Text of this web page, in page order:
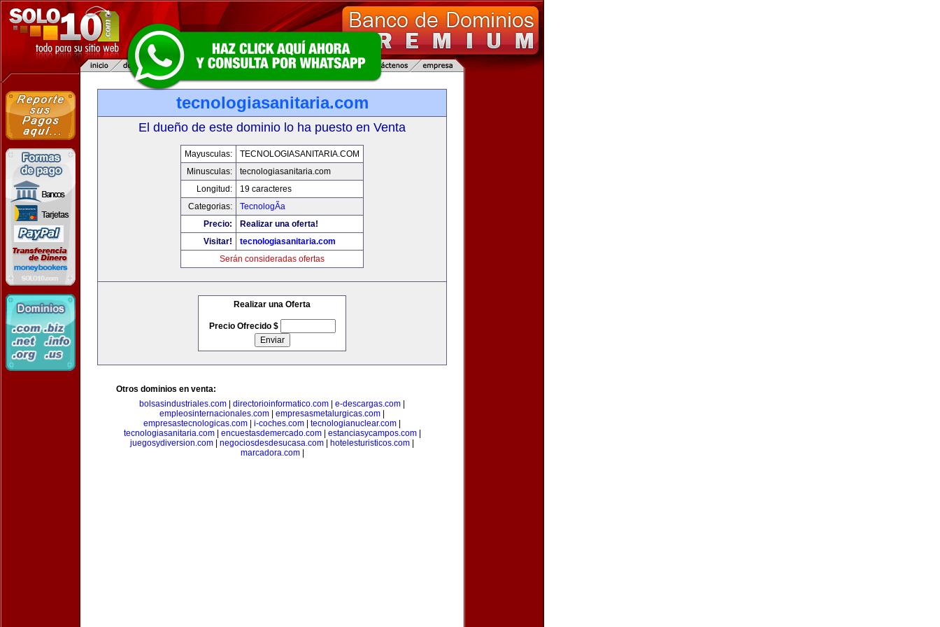
tecnologiasanitaria.com
El dueño de este dominio lo ha puesto en Venta
Mayusculas:
TECNOLOGIASANITARIA.COM
Minusculas:
tecnologiasanitaria.com
Longitud:
19 caracteres
Categorias:
TecnologÃ­a
Precio:
Realizar una oferta!
Visitar!
tecnologiasanitaria.com
Serán consideradas ofertas
Realizar una Oferta
Precio Ofrecido $
Otros dominios en venta:
bolsasindustriales.com
directorioinformatico.com e-descargas.com
empleosinternacionales.com
empresasmetalurgicas.com
empresastecnologicas.com
i-coches.com tecnologianuclear.com
tecnologiasanitaria.com| encuestasdemercado.com| estanciasycampos.com|
juegosydiversion.com
negociosdesdesucasa.com hotelesturisticos.com
marcadora.com|